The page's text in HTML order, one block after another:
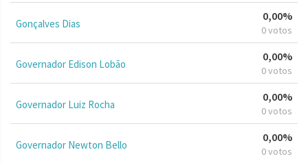
Gonçalves Dias
0,00%
0 votos
Governador Edison Lobão
0,00%
0 votos
Governador Luiz Rocha
0,00%
0 votos
Governador Newton Bello
0,00%
0 votos